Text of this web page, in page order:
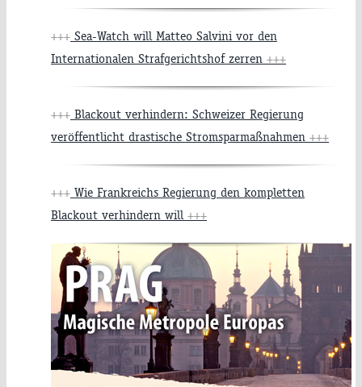
+++ Sea-Watch will Matteo Salvini vor den
Internationalen Strafgerichtshof zerren +++
+++ Blackout verhindern: Schweizer Regierung
veröffentlicht drastische Stromsparmaßnahmen +++
+++ Wie Frankreichs Regierung den kompletten
Blackout verhindern will +++